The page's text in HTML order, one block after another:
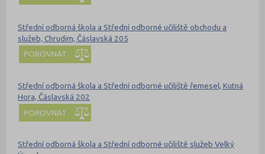
Střední odborná škola a Střední odborné učiliště obchodu a
služeb, Chrudim, Čáslavská 205
POROVNAT
Střední odborná škola a Střední odborné učiliště řemesel, Kutná
Hora, Čáslavská 202
POROVNAT
Střední odborná škola a Střední odborné učiliště služeb Velký